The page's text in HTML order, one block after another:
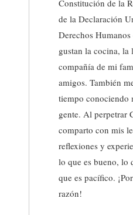
Constitución de la
de la Declaración
Derechos
gustan la cocina, la
compañía de mi
amigos. También
tiempo conociendo
gente. Al perpetrar
comparto con mis
reflexiones y
lo que es bueno, lo
que es pacífico.
razón!